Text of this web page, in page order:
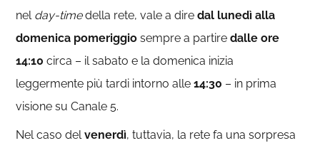
nel day-timedella rete, vale a diredal lunedì alla
domenica pomeriggio sempre a partiredalle ore
14:10 circa – il sabato e la domenica inizia
leggermente più tardi intorno alle14:30 – in prima
visione su Canale 5.
Nel caso delvenerdì, tuttavia, la rete fa una sorpresa